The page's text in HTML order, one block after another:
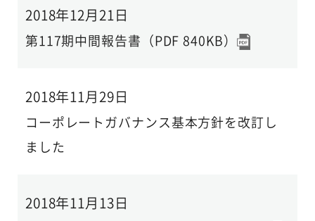
2018年12月21日
第117期中間報告書（PDF 840KB）
2018年11月29日
コーポレートガバナンス基本方針を改訂し
ました
2018年11月13日